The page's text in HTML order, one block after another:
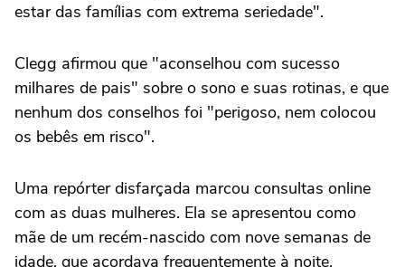
estar das famílias com extrema seriedade".
Clegg afirmou que "aconselhou com sucesso
milhares de pais" sobre o sono e suas rotinas, e que
nenhum dos conselhos foi "perigoso, nem colocou
os bebês em risco".
Uma repórter disfarçada marcou consultas online
com as duas mulheres. Ela se apresentou como
mãe de um recém-nascido com nove semanas de
idade, que acordava frequentemente à noite.